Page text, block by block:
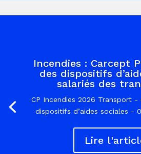
Incendies : Carcept
des dispositifs
salariés des
CP Incendies 2026 Transport
dispositifs d’aides sociales -
Lire